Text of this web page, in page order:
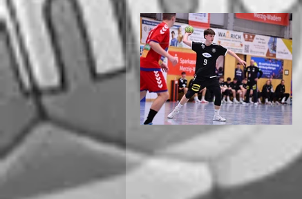
Internationaler